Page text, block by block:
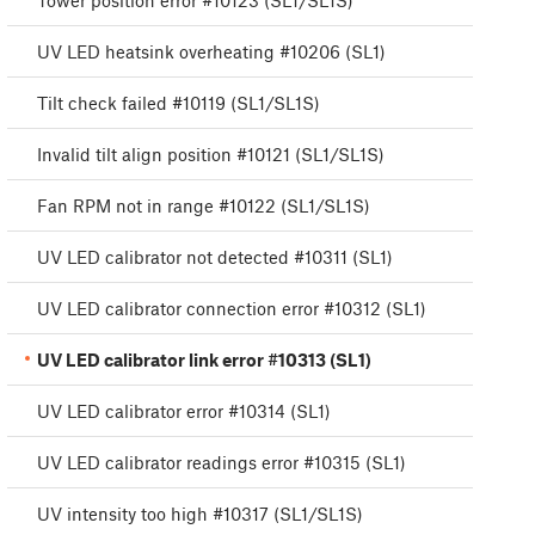
UV LED heatsink overheating #10206 (SL1)
Tilt check failed #10119 (SL1/SL1S)
Invalid tilt align position #10121 (SL1/SL1S)
Fan RPM not in range #10122 (SL1/SL1S)
UV LED calibrator not detected #10311 (SL1)
UV LED calibrator connection error #10312 (SL1)
UV LED calibrator link error #10313 (SL1)
UV LED calibrator error #10314 (SL1)
UV LED calibrator readings error #10315 (SL1)
UV intensity too high #10317 (SL1/SL1S)